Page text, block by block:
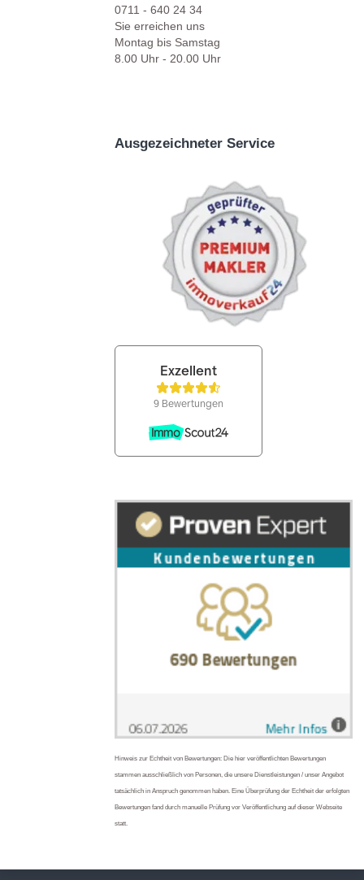
0711 - 640 24 34
Sie erreichen uns
Montag bis Samstag
8.00 Uhr - 20.00 Uhr
Ausgezeichneter Service
Hinweis zur Echtheit von Bewertungen: Die hier veröffentlichten Bewertungen
stammen ausschließlich von Personen, die unsere Dienstleistungen / unser Angebot
tatsächlich in Anspruch genommen haben. Eine Überprüfung der Echtheit der erfolgten
Bewertungen fand durch manuelle Prüfung vor Veröffentlichung auf dieser Webseite
statt.